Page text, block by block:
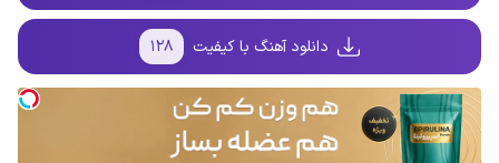
دانلود آهنگ با کیفیت ۱۲۸